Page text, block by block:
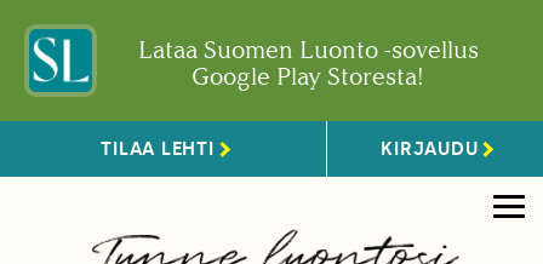
Lataa Suomen Luonto -sovellus
Google Play Storesta!
TILAA LEHTI KIRJAUDU